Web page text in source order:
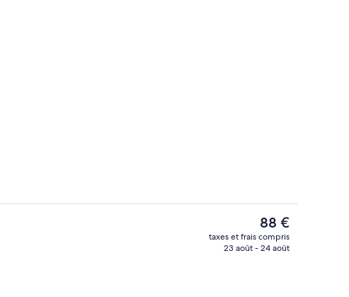
Le
prix
actuel
88 €
taxes et frais compris
23 août - 24 août